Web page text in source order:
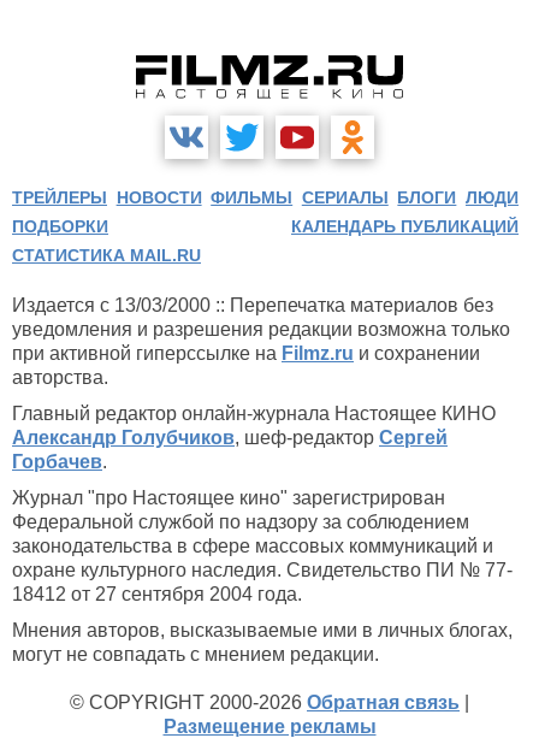
ТРЕЙЛЕРЫ НОВОСТИ ФИЛЬМЫ СЕРИАЛЫ БЛОГИ ЛЮДИ
ПОДБОРКИ
КАЛЕНДАРЬ ПУБЛИКАЦИЙ
СТАТИСТИКА MAIL.RU
Издается с 13/03/2000 :: Перепечатка материалов без
уведомления и разрешения редакции возможна только
при активной гиперссылке на Filmz.ru и сохранении
авторства.
Главный редактор онлайн-журнала Настоящее КИНО
Александр Голубчиков, шеф-редактор Сергей
Горбачев.
Журнал "про Настоящее кино" зарегистрирован
Федеральной службой по надзору за соблюдением
законодательства в сфере массовых коммуникаций и
охране культурного наследия. Свидетельство ПИ № 77-
18412 от 27 сентября 2004 года.
Мнения авторов, высказываемые ими в личных блогах,
могут не совпадать с мнением редакции.
© COPYRIGHT 2000-2026 Обратная связь
Размещение рекламы